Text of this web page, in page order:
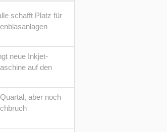
schafft Platz für
neue Inkjet-
auf den
aber noch